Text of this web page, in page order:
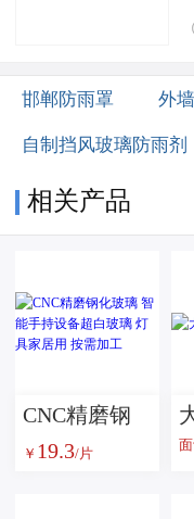
邯郸防雨罩 外
自制挡风玻璃防雨剂
相关产品
CNC精磨钢
化玻璃 智能
￥ 19.3/片